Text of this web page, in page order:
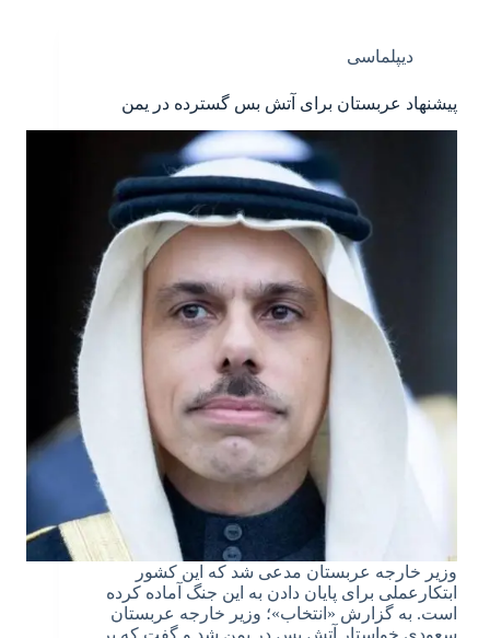
دیپلماسی
پیشنهاد عربستان برای آتش بس گسترده در یمن
وزیر خارجه عربستان مدعی شد که این کشور
ابتکارعملی برای پایان دادن به این جنگ آماده کرده
است. به گزارش «انتخاب»؛ وزیر خارجه عربستان
سعودی خواستار آتش بس در یمن شد و گفت که بر